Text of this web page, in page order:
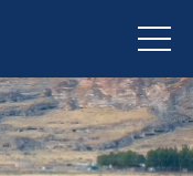
t
o
g
l
e
n
a
v